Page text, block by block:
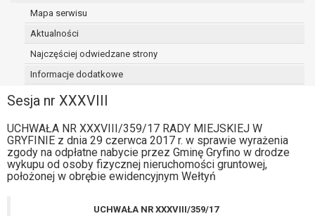
Mapa serwisu
Aktualności
Najczęściej odwiedzane strony
Informacje dodatkowe
Sesja nr XXXVIII
UCHWAŁA NR XXXVIII/359/17 RADY MIEJSKIEJ W
GRYFINIE z dnia 29 czerwca 2017 r. w sprawie wyrażenia
zgody na odpłatne nabycie przez Gminę Gryfino w drodze
wykupu od osoby fizycznej nieruchomości gruntowej,
położonej w obrębie ewidencyjnym Wełtyń
UCHWAŁA NR XXXVIII/359/17
podstawie art. 20 RODO, w przypadku gdy
przetwarzanie danych odbywa się na
której dane dotyczą lub na podstawie
zautomatyzowany;
prawo sprzeciwu wobec przetwarzania
danych na podstawie art. 21 RODO, wobec
przetwarzania danych osobowych, którego
niezbędność przetwarzania do